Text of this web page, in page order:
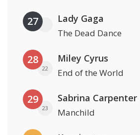
27 Lady Gaga
The Dead Dance
28
22
Miley Cyrus
End of the World
29
23
Sabrina Carpenter
Manchild